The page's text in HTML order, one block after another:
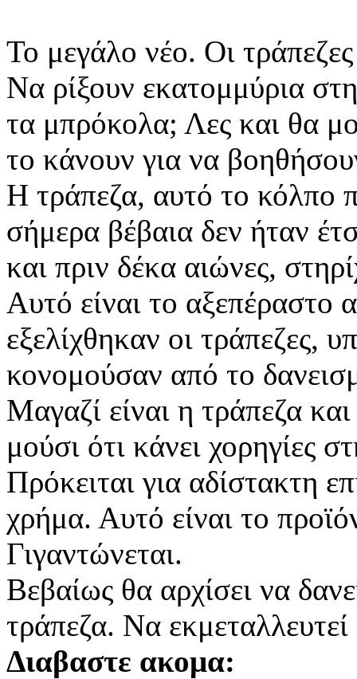
Το μεγάλο νέο. Οι
Να ρίξουν εκατομμύρια
τα μπρόκολα; Λες και θα
το κάνουν για να
Η τράπεζα, αυτό το κόλπο
σήμερα βέβαια δεν ήταν
και πριν δέκα αιώνες,
Αυτό είναι το αξεπέραστο
εξελίχθηκαν οι τράπεζες,
κονομούσαν από το
Μαγαζί είναι η τράπεζα
μούσι ότι κάνει χορηγίες
Πρόκειται για αδίστακτη
χρήμα. Αυτό είναι το
Γιγαντώνεται.
Βεβαίως θα αρχίσει να
τράπεζα. Να
Διαβαστε ακομα: